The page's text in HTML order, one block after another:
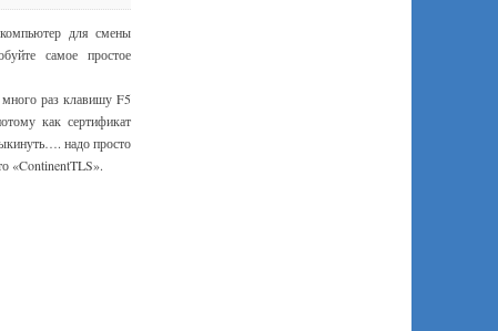
для смены
самое простое
раз клавишу F5
как сертификат
надо просто
«ContinentTLS».